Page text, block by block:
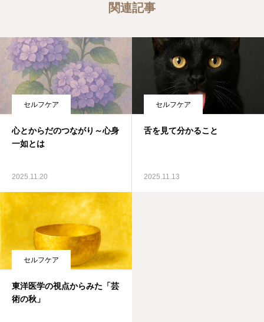
関連記事
セルフケア
心とからだのつながり～心身
一如とは
2025.11.20
セルフケア
舌を見て分かること
2025.11.13
セルフケア
東洋医学の視点からみた「芸
術の秋」